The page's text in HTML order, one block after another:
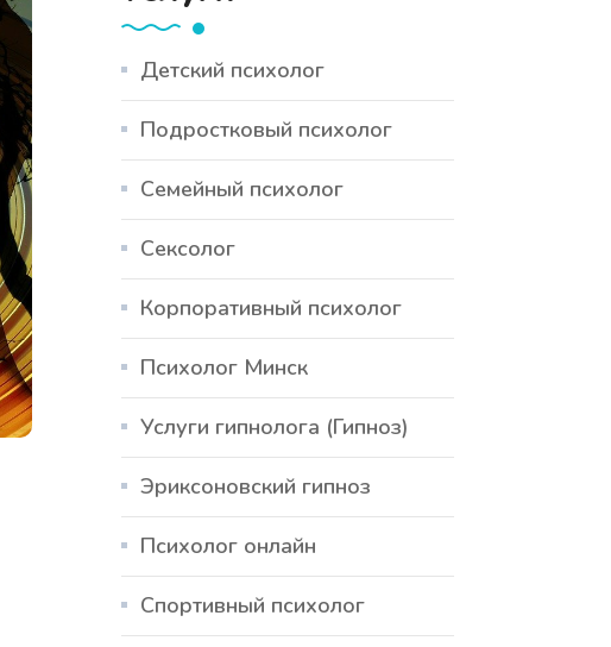
Детский психолог
Подростковый психолог
Семейный психолог
Сексолог
Корпоративный психолог
Психолог Минск
Услуги гипнолога (Гипноз)
Эриксоновский гипноз
Психолог онлайн
Спортивный психолог